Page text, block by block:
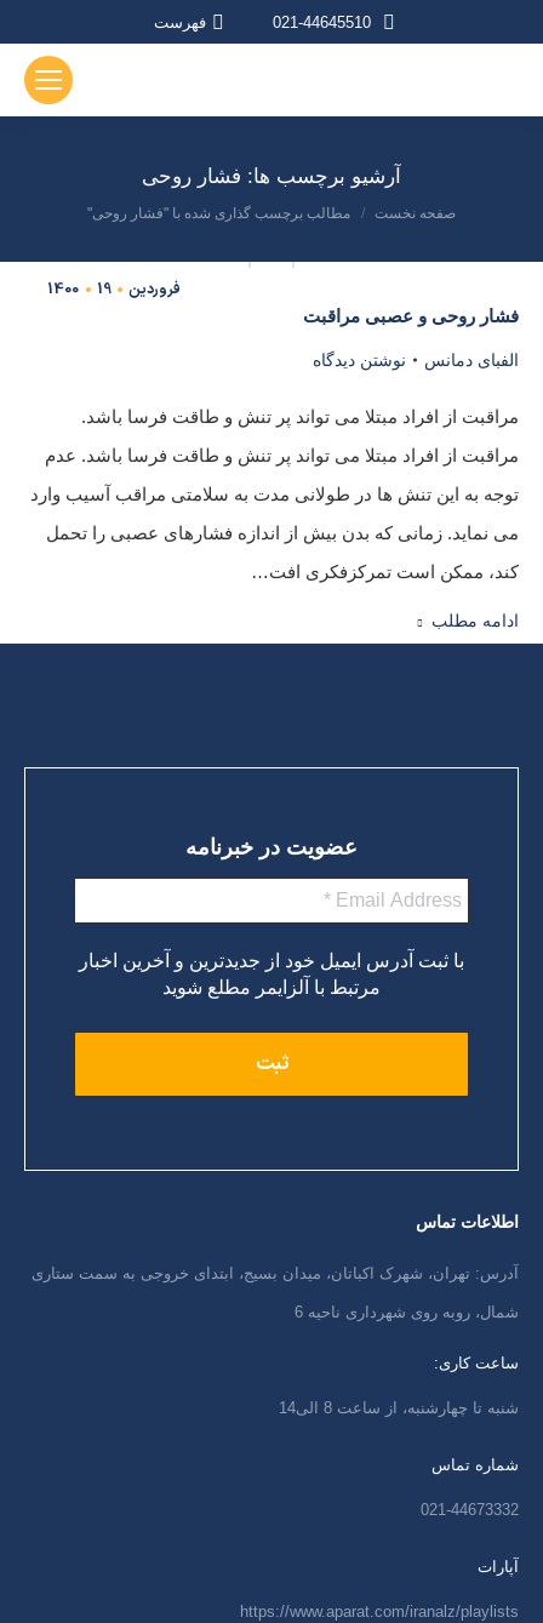
021-44645510 فهرست
آرشیو برچسب ها: فشار روحی
مکان شما:
صفحه نخست مطالب برچسب گذاری شده با "فشار روحی"
فروردین 19
1400
فشار روحی و عصبی مراقبت
الفبای دمانس نوشتن دیدگاه
مراقبت از افراد مبتلا می تواند پر تنش و طاقت فرسا باشد.
مراقبت از افراد مبتلا می تواند پر تنش و طاقت فرسا باشد. عدم
توجه به این تنش ها در طولانی مدت به سلامتی مراقب آسیب وارد
می نماید. زمانی که بدن بیش از اندازه فشارهای عصبی را تحمل
کند، ممکن است تمرکزفکری افت…
ادامه مطلب
عضویت در خبرنامه
با ثبت آدرس ایمیل خود از جدیدترین و آخرین اخبار
مرتبط با آلزایمر مطلع شوید
اطلاعات تماس
آدرس: تهران، شهرک اکباتان، میدان بسیج، ابتدای خروجی به سمت ستاری
شمال، روبه روی شهرداری ناحیه 6
ساعت کاری:
شنبه تا چهارشنبه، از ساعت 8 الی14
شماره تماس
021-44673332
آپارات
https://www.aparat.com/iranalz/playlists